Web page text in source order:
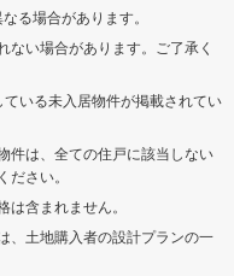
る場合があります。
ない場合があります。ご了承く
ている未入居物件が掲載されてい
件は、全ての住戸に該当しない
さい。
は含まれません。
、土地購入者の設計プランの一